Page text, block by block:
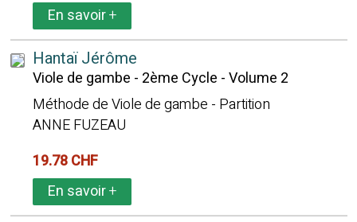
En savoir+
Hantaï Jérôme
Viole de gambe - 2ème Cycle - Volume 2
Méthode de Viole de gambe - Partition
ANNE FUZEAU
19.78 CHF
En savoir+